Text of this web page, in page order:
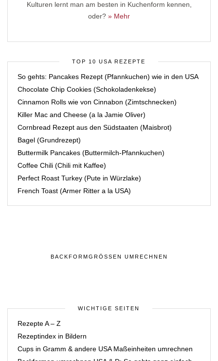
Kulturen lernt man am besten in Kuchenform kennen,
oder? » Mehr
TOP 10 USA REZEPTE
So gehts: Pancakes Rezept (Pfannkuchen) wie in den USA
Chocolate Chip Cookies (Schokoladenkekse)
Cinnamon Rolls wie von Cinnabon (Zimtschnecken)
Killer Mac and Cheese (a la Jamie Oliver)
Cornbread Rezept aus den Südstaaten (Maisbrot)
Bagel (Grundrezept)
Buttermilk Pancakes (Buttermilch-Pfannkuchen)
Coffee Chili (Chili mit Kaffee)
Perfect Roast Turkey (Pute in Würzlake)
French Toast (Armer Ritter a la USA)
BACKFORMGRÖSSEN UMRECHNEN
WICHTIGE SEITEN
Rezepte A – Z
Rezeptindex in Bildern
Cups in Gramm & andere USA Maßeinheiten umrechnen